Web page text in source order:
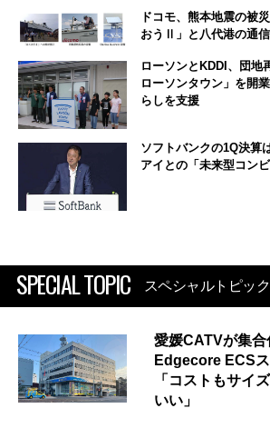
ドコモ、熊本地震の被
おうⅡ」と八代港の通
ローソンとKDDI、団地
ローソンタウン」を開
らしを支援
ソフトバンクの1Q決
アイとの「未来型コン
SPECIAL TOPIC スペシャルトピック
愛媛CATVが集
Edgecore ECS
「コストもサイ
いい」